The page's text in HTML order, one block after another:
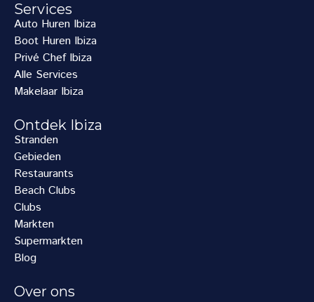
Services
Auto Huren Ibiza
Boot Huren Ibiza
Privé Chef Ibiza
Alle Services
Makelaar Ibiza
Ontdek Ibiza
Stranden
Gebieden
Restaurants
Beach Clubs
Clubs
Markten
Supermarkten
Blog
Over ons